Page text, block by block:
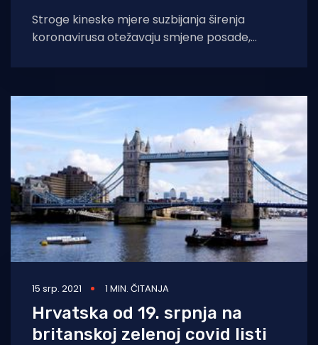
Stroge kineske mjere suzbijanja širenja
koronavirusa otežavaju smjene posade,
prijevozu, što bi moglo pogoršati krizu u
15 srp. 2021 1 MIN. ČITANJA
Hrvatska od 19. srpnja na
britanskoj zelenoj covid listi